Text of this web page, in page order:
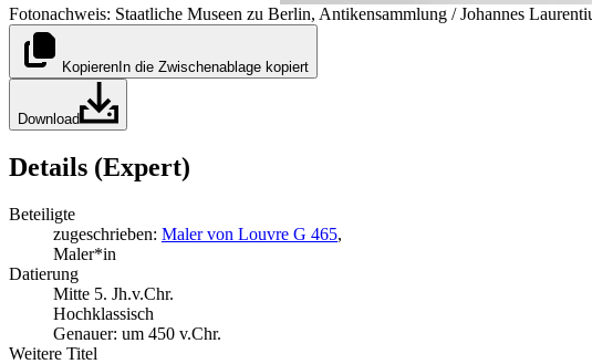
Fotonachweis: Staatliche Museen zu Berlin, Antikensammlung / Johannes
Kopieren In die Zwischenablage kopiert
Download
Details (Expert)
Beteiligte
zugeschrieben: Maler von Louvre G 465,
Maler*in
Datierung
Mitte 5. Jh.v.Chr.
Hochklassisch
Genauer: um 450 v.Chr.
Weitere Titel